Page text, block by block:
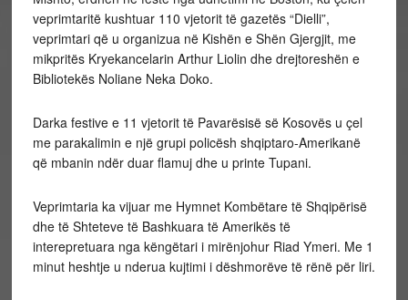
veprimtaritë kushtuar 110 vjetorit të gazetës “Dielli”,
veprimtari që u organizua në Kishën e Shën Gjergjit, me
mikpritës Kryekancelarin Arthur Liolin dhe drejtoreshën e
Bibliotekës Noliane Neka Doko.
Darka festive e 11 vjetorit të Pavarësisë së Kosovës u çel
me parakalimin e një grupi policësh shqiptaro-Amerikanë
që mbanin ndër duar flamuj dhe u printe Tupani.
Veprimtaria ka vijuar me Hymnet Kombëtare të Shqipërisë
dhe të Shteteve të Bashkuara të Amerikës të
interepretuara nga këngëtari i mirënjohur Riad Ymeri. Me 1
minut heshtje u nderua kujtimi i dëshmorëve të rënë për liri.